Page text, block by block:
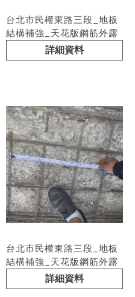
台北市民權東路三段_地板
結構補強_天花版鋼筋外露
詳細資料
台北市民權東路三段_地板
結構補強_天花版鋼筋外露
詳細資料